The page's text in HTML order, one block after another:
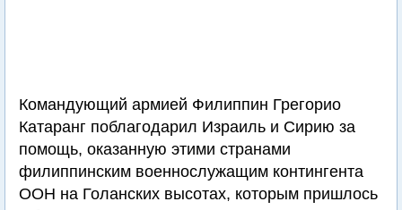
Командующий армией Филиппин Грегорио
Катаранг поблагодарил Израиль и Сирию за
помощь, оказанную этими странами
филиппинским военнослужащим контингента
ООН на Голанских высотах, которым пришлось